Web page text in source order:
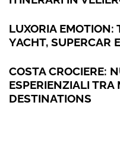
LUXORIA EMOTION:
YACHT, SUPERCAR
COSTA CROCIERE:
ESPERIENZIALI TRA
DESTINATIONS